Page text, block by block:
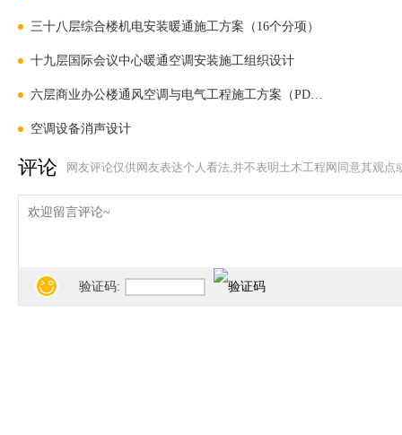
三十八层综合楼机电安装暖通施工方案（16个分项）
十九层国际会议中心暖通空调安装施工组织设计
六层商业办公楼通风空调与电气工程施工方案（PDF格式）
空调设备消声设计
评论 网友评论仅供网友表达个人看法,并不表明土木工程网同意其观点
验证码: